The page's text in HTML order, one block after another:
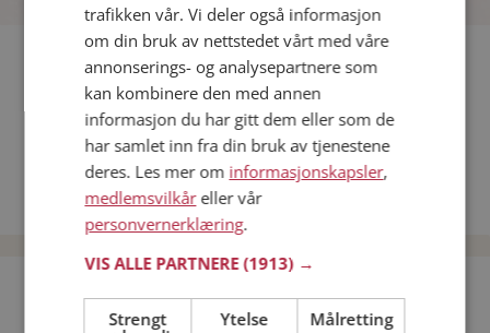
Fler single
Flere singlemenn fra Austrheim: Kent Rune ,Josh,Preben
Kvinner fra Austrheim
Date kvinner i Norge
Date menn i Norge
Bli medlem gratis!
trafikken vår. Vi deler også informasjon
om din bruk av nettstedet vårt med våre
annonserings- og analysepartnere som
kan kombinere den med annen
informasjon du har gitt dem eller som de
har samlet inn fra din bruk av tjenestene
deres. Les mer om informasjonskapsler,
medlemsvilkåreller vår
personvernerklæring.
VIS ALLE PARTNERE(1913) →
Strengt
Ytelse Målretting